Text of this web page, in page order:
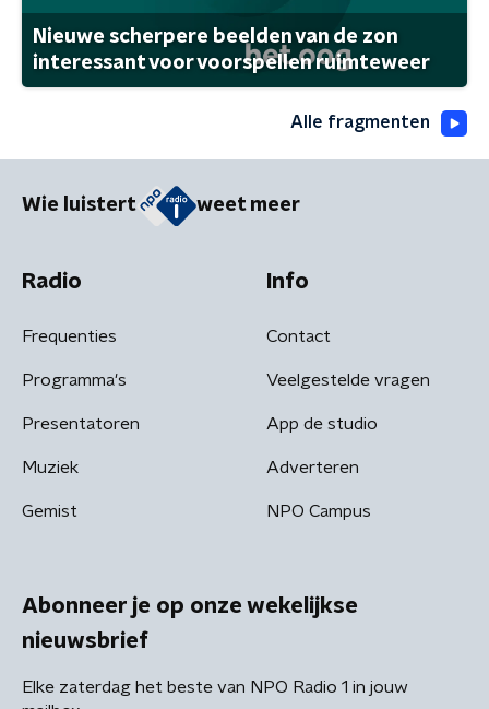
Nieuwe scherpere beelden van de zon
interessant voor voorspellen ruimteweer
Alle fragmenten
Wie luistert weet meer
Radio
Frequenties
Programma's
Presentatoren
Muziek
Gemist
Info
Contact
Veelgestelde vragen
App de studio
Adverteren
NPO Campus
Abonneer je op onze wekelijkse
nieuwsbrief
Elke zaterdag het beste van NPO Radio 1 in jouw